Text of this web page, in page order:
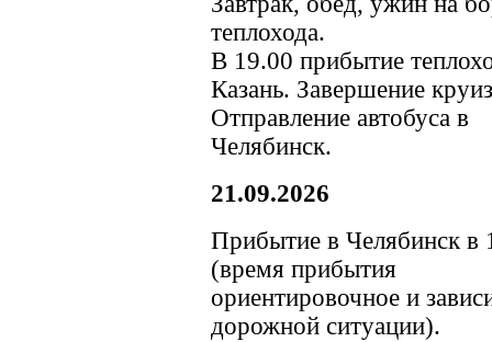
теплохода.
В 19.00 прибытие
Казань. Завершение
Отправление автобуса в
Челябинск.
21.09.2026
Прибытие в Челябинск в
(время прибытия
ориентировочное и
дорожной ситуации).